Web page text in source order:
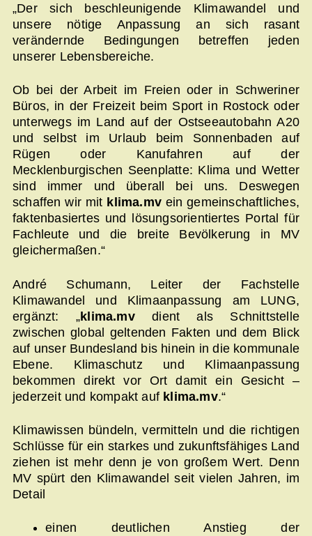
„Der sich beschleunigende Klimawandel und
unsere nötige Anpassung an sich rasant
verändernde Bedingungen betreffen jeden
unserer Lebensbereiche.
Ob bei der Arbeit im Freien oder in Schweriner
Büros, in der Freizeit beim Sport in Rostock oder
unterwegs im Land auf der Ostseeautobahn A20
und selbst im Urlaub beim Sonnenbaden auf
Rügen oder Kanufahren auf der
Mecklenburgischen Seenplatte: Klima und Wetter
sind immer und überall bei uns. Deswegen
schaffen wir mit klima.mvein gemeinschaftliches,
faktenbasiertes und lösungsorientiertes Portal für
Fachleute und die breite Bevölkerung in MV
gleichermaßen.“
André Schumann, Leiter der Fachstelle
Klimawandel und Klimaanpassung am LUNG,
ergänzt: „klima.mvdient als Schnittstelle
zwischen global geltenden Fakten und dem Blick
auf unser Bundesland bis hinein in die kommunale
Ebene. Klimaschutz und Klimaanpassung
bekommen direkt vor Ort damit ein Gesicht –
jederzeit und kompakt auf klima.mv.“
Klimawissen bündeln, vermitteln und die richtigen
Schlüsse für ein starkes und zukunftsfähiges Land
ziehen ist mehr denn je von großem Wert. Denn
MV spürt den Klimawandel seit vielen Jahren, im
Detail
einen deutlichen Anstieg der